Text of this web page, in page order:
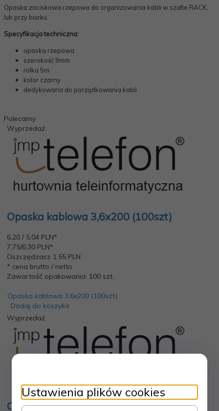
Opaska zaciskowa rzepowa do organizowania kabli w szafie RACK,
lub przy biurku.
Specyfikacja techniczna:
opaska rzepowa
szerokość 9mm
rolka 5m
kolor czarny
dedykowana do porządkowania kabli
Polecamy
Wyprzedaż
Opaska kablowa 3,6x200 (100szt)
6,20 / 5,04 PLN*
7,75/6,30 PLN*
Oszczędzasz 1.55 PLN
* cena brutto / netto
Zawartość opakowania: 100 szt.
Opaska kablowa 3,6x200 (100szt)
Dodaj do koszyka
Wyprzedaż
Opaska kablowa 2,5x200 (100szt)
Ustawienia plików cookies